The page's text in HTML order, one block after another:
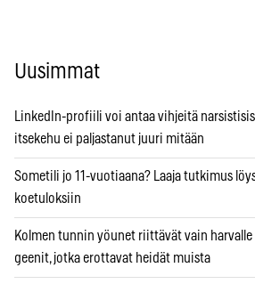
Uusimmat
LinkedIn-profiili voi antaa vihjeitä
itsekehu ei paljastanut juuri mitään
Sometili jo 11-vuotiaana? Laaja tutkimus
koetuloksiin
Kolmen tunnin yöunet riittävät vain
geenit, jotka erottavat heidät muista